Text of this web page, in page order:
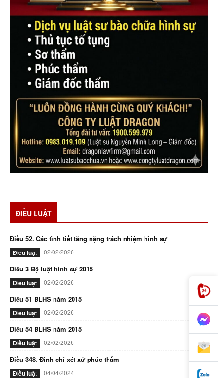
ĐIỀU LUẬT
Điều 52. Các tình tiết tăng nặng trách nhiệm hình sự
Điều luật 02/02/2026
Điều 3 Bộ luật hính sự 2015
Điều luật 02/02/2026
Điều 51 BLHS năm 2015
Điều luật 02/02/2026
Điều 54 BLHS năm 2015
Điều luật 02/02/2026
Điều 348. Đình chỉ xét xử phúc thẩm
Điều luật 04/04/2024